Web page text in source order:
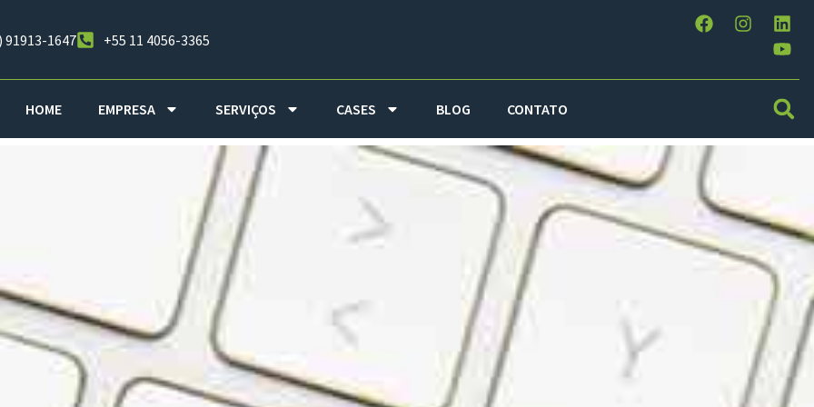
91913-1647 +55 11 4056-3365
HOME EMPRESA SERVIÇOS CASES BLOG CONTATO